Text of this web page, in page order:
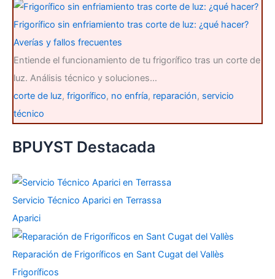
Frigorífico sin enfriamiento tras corte de luz: ¿qué hacer?
Averías y fallos frecuentes
Entiende el funcionamiento de tu frigorífico tras un corte de
luz. Análisis técnico y soluciones…
corte de luz, frigorífico, no enfría, reparación, servicio
técnico
BPUYST Destacada
Servicio Técnico Aparici en Terrassa
Aparici
Reparación de Frigoríficos en Sant Cugat del Vallès
Frigoríficos